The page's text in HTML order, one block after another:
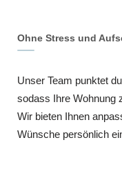
Ohne Stress und
Unser Team punktet
sodass Ihre Wohnung
Wir bieten Ihnen
Wünsche persönlich